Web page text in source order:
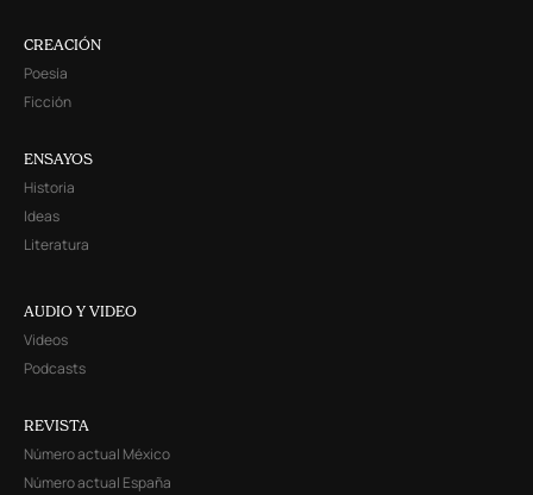
CREACIÓN
Poesía
Ficción
ENSAYOS
Historia
Ideas
Literatura
AUDIO Y VIDEO
Videos
Podcasts
REVISTA
Número actual México
Número actual España